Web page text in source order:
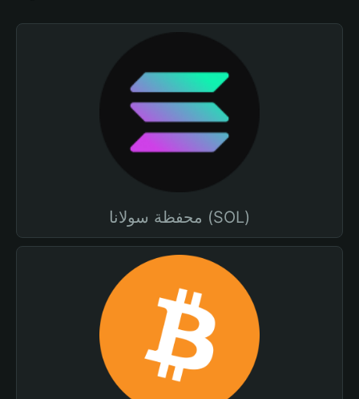
محفظة سولانا (SOL)